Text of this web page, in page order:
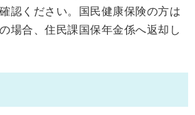
認ください。国民健康保険の方は
場合、住民課国保年金係へ返却し